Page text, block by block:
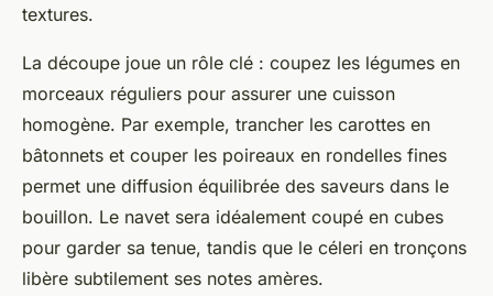
textures.
La découpe joue un rôle clé : coupez les légumes en
morceaux réguliers pour assurer une cuisson
homogène. Par exemple, trancher les carottes en
bâtonnets et couper les poireaux en rondelles fines
permet une diffusion équilibrée des saveurs dans le
bouillon. Le navet sera idéalement coupé en cubes
pour garder sa tenue, tandis que le céleri en tronçons
libère subtilement ses notes amères.